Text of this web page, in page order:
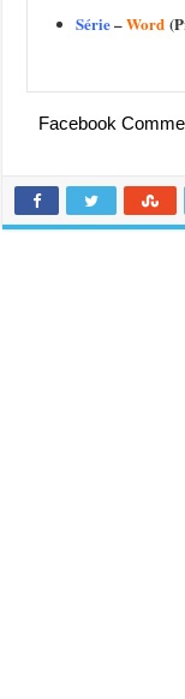
Série–Word
Facebook